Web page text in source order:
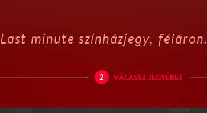
Last minute színházjegy, féláron.
2 VÁLASSZ JEGYEKET